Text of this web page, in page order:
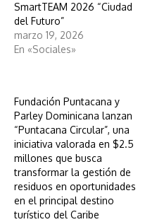
SmartTEAM 2026 “Ciudad
del Futuro”
marzo 19, 2026
En «Sociales»
Fundación Puntacana y
Parley Dominicana lanzan
“Puntacana Circular”, una
iniciativa valorada en $2.5
millones que busca
transformar la gestión de
residuos en oportunidades
en el principal destino
turístico del Caribe